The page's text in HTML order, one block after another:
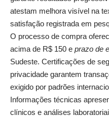
atestam melhora visível na
satisfação registrada em
O processo de compra
acima de R$ 150 e prazo de
Sudeste. Certificações de
privacidade garantem
exigido por padrões
Informações técnicas
clínicos e análises